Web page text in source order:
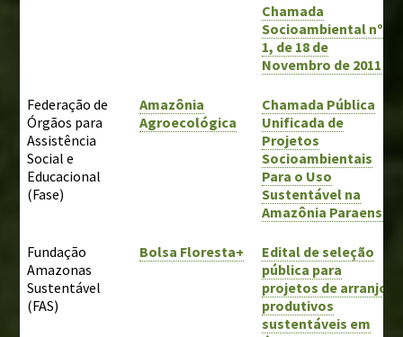
Chamada
Socioambiental nº
1, de 18 de
Novembro de 2011
Federação de
Órgãos para
Assistência
Social e
Educacional
(Fase)
Amazônia
Agroecológica
Chamada Pública
Unificada de
Projetos
Socioambientais
Para o Uso
Sustentável na
Amazônia Paraense
Fundação
Amazonas
Sustentável
(FAS)
Bolsa Floresta+
Edital de seleção
pública para
projetos de arranjos
produtivos
sustentáveis em